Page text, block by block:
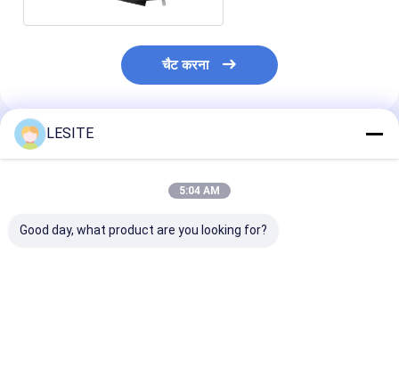
चैट करना
अनुशंसित उत्पाद
LESITE
5:04 AM
Good day, what product are you looking for?